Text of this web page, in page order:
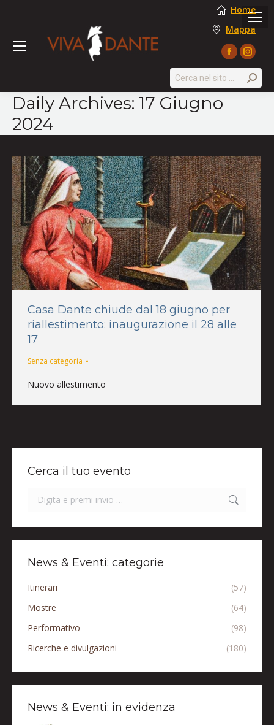
Home
Mappa
Facebook
opens
window
page
opens
Search:
Daily Archives: 17 Giugno
2024
Casa Dante chiude dal 18 giugno per
riallestimento: inaugurazione il 28 alle
17
Senza categoria
Nuovo allestimento
Cerca il tuo evento
Search:
News & Eventi: categorie
Itinerari
(57)
Mostre
(64)
Performativo
(98)
Ricerche e divulgazioni
(180)
News & Eventi: in evidenza